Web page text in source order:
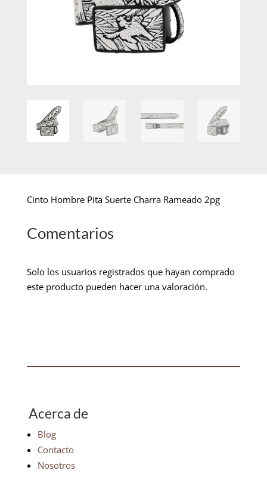
Cinto Hombre Pita Suerte Charra Rameado 2pg
Comentarios
Solo los usuarios registrados que hayan comprado
este producto pueden hacer una valoración.
Acerca de
Blog
Contacto
Nosotros